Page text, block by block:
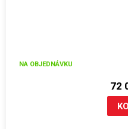
NA OBJEDNÁVKU
72